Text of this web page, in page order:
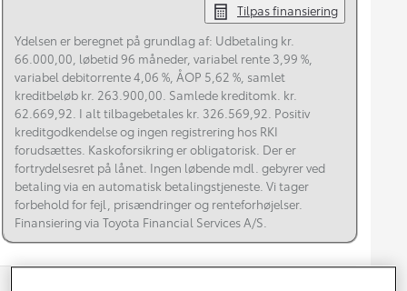
Tilpas finansiering
Ydelsen er beregnet på grundlag af: Udbetaling kr.
66.000,00, løbetid 96 måneder, variabel rente 3,99 %,
variabel debitorrente 4,06 %, ÅOP 5,62 %, samlet
kreditbeløb kr. 263.900,00. Samlede kreditomk. kr.
62.669,92. I alt tilbagebetales kr. 326.569,92. Positiv
kreditgodkendelse og ingen registrering hos RKI
forudsættes. Kaskoforsikring er obligatorisk. Der er
fortrydelsesret på lånet. Ingen løbende mdl. gebyrer ved
betaling via en automatisk betalingstjeneste. Vi tager
forbehold for fejl, prisændringer og renteforhøjelser.
Finansiering via Toyota Financial Services A/S.